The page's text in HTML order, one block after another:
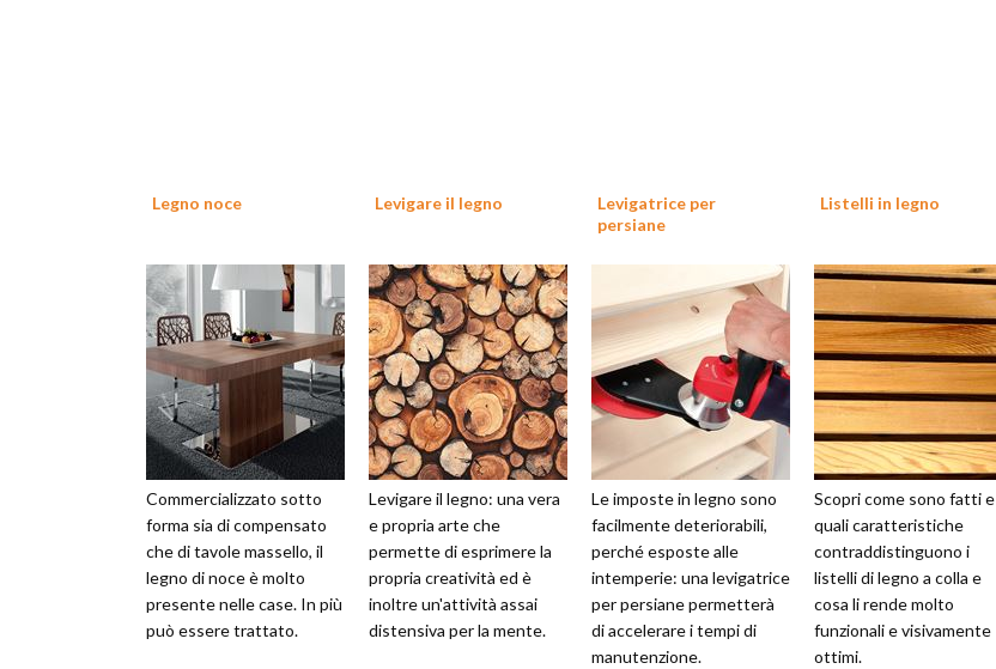
Legno noce
Commercializzato sotto
forma sia di compensato
che di tavole massello, il
legno di noce è molto
presente nelle case. In più
può essere trattato.
Levigare il legno
Levigare il legno: una vera
e propria arte che
permette di esprimere la
propria creatività ed è
inoltre un'attività assai
distensiva per la mente.
Levigatrice per
persiane
Le imposte in legno sono
facilmente deteriorabili,
perché esposte alle
intemperie: una levigatrice
per persiane permetterà
di accelerare i tempi di
manutenzione.
Listelli in legno
Scopri come sono fatti e
quali caratteristiche
contraddistinguono i
listelli di legno a colla e
cosa li rende molto
funzionali e visivamente
ottimi.